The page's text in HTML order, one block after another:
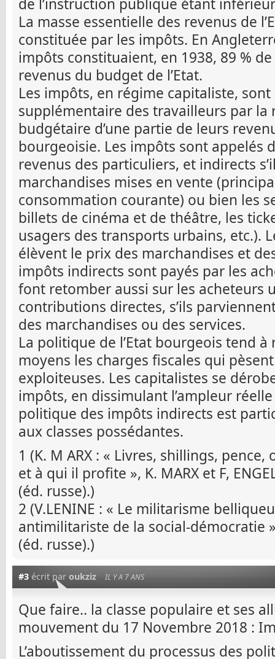
de l’instruction publique étant
La masse essentielle des revenus de
constituée par les impôts. En
impôts constituaient, en 1938, 89 %
revenus du budget de l’Etat.
Les impôts, en régime capitaliste,
supplémentaire des travailleurs par
budgétaire d’une partie de leurs
bourgeoisie. Les impôts sont appelés
revenus des particuliers, et indirects
marchandises mises en vente
consommation courante) ou bien les
billets de cinéma et de théâtre, les
usagers des transports urbains, etc.).
élèvent le prix des marchandises et
impôts indirects sont payés par les
font retomber aussi sur les acheteurs
contributions directes, s’ils
des marchandises ou des services.
La politique de l’Etat bourgeois tend
moyens les charges fiscales qui
exploiteuses. Les capitalistes se
impôts, en dissimulant l’ampleur
politique des impôts indirects est
aux classes possédantes.
1 (K. M ARX : « Livres, shillings,
et à qui il profite », K. MARX et F,
(éd. russe).)
2 (V.LENINE : « Le militarisme
antimilitariste de la social-démocratie
(éd. russe).)
#3 écrit par oukziz IL Y A 7 ANS
Que faire.. la classe populaire et ses
mouvement du 17 Novembre 2018 :
L’aboutissement du processus des